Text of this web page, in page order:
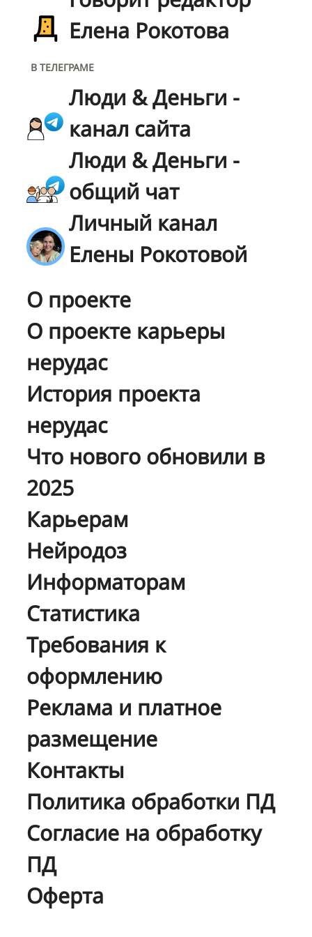
Елена Рокотова
В ТЕЛЕГРАМЕ
Люди & Деньги -
канал сайта
Люди & Деньги -
общий чат
Личный канал
Елены Рокотовой
О проекте
О проекте карьеры
нерудас
История проекта
нерудас
Что нового обновили в
2025
Карьерам
Нейродоз
Информаторам
Статистика
Требования к
оформлению
Реклама и платное
размещение
Контакты
Политика обработки ПД
Согласие на обработку
ПД
Оферта